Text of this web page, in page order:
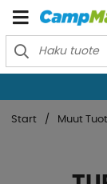
Start Muut